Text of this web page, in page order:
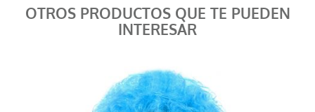
OTROS PRODUCTOS QUE TE PUEDEN
INTERESAR